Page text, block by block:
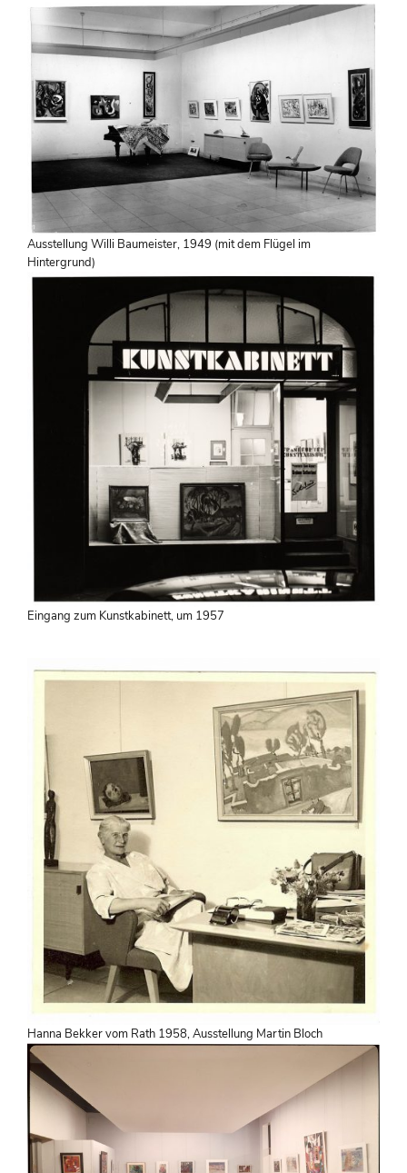
Ausstellung Willi Baumeister, 1949 (mit dem Flügel im
Hintergrund)
Eingang zum Kunstkabinett, um 1957
Hanna Bekker vom Rath 1958, Ausstellung Martin Bloch